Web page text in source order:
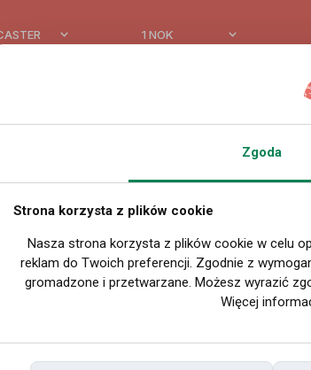
°C
1 NOK
SZUKAJ
i mieszkanie w Oslo »
Oslo-Holmlia
Zgoda
Strona korzysta z plików cookie
Nasza strona korzysta z plików cookie w celu
reklam do Twoich preferencji. Zgodnie z
gromadzone i przetwarzane. Możesz wyrazić
Więcej